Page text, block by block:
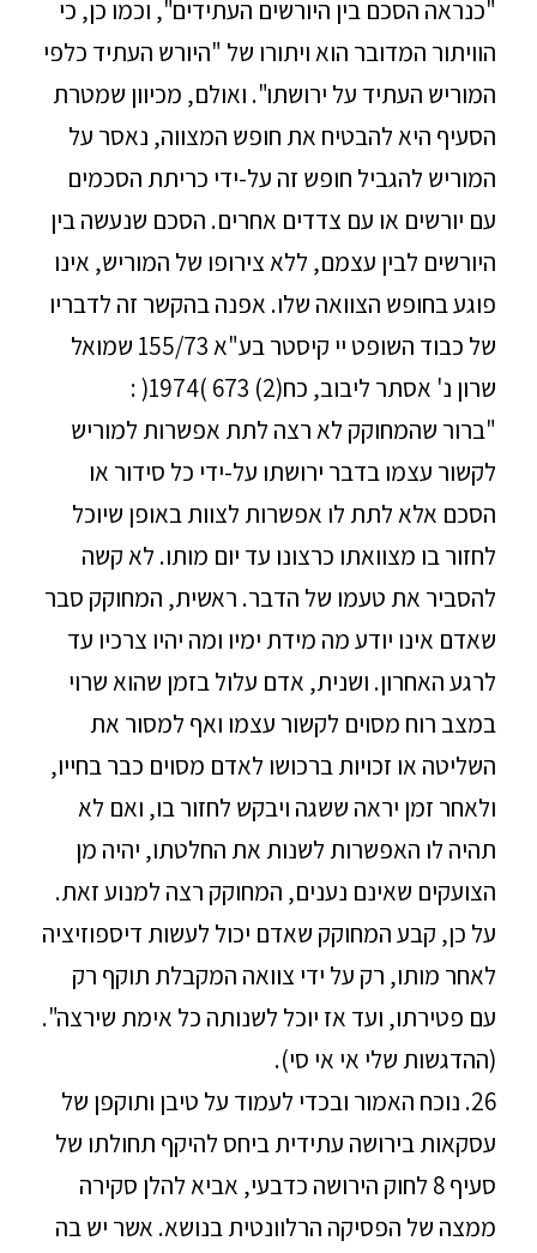
"כנראה הסכם בין היורשים העתידים", וכמו כן, כי
הוויתור המדובר הוא ויתורו של "היורש העתיד כלפי
המוריש העתיד על ירושתו". ואולם, מכיוון שמטרת
הסעיף היא להבטיח את חופש המצווה, נאסר על
המוריש להגביל חופש זה על-ידי כריתת הסכמים
עם יורשים או עם צדדים אחרים. הסכם שנעשה בין
היורשים לבין עצמם, ללא צירופו של המוריש, אינו
פוגע בחופש הצוואה שלו. אפנה בהקשר זה לדבריו
של כבוד השופט יי קיסטר בע"א 155/73 שמואל
שרון נ' אסתר ליבוב, כח(2) 673 )1974( :
"ברור שהמחוקק לא רצה לתת אפשרות למוריש
לקשור עצמו בדבר ירושתו על-ידי כל סידור או
הסכם אלא לתת לו אפשרות לצוות באופן שיוכל
לחזור בו מצוואתו כרצונו עד יום מותו. לא קשה
להסביר את טעמו של הדבר. ראשית, המחוקק סבר
שאדם אינו יודע מה מידת ימיו ומה יהיו צרכיו עד
לרגע האחרון. ושנית, אדם עלול בזמן שהוא שרוי
במצב רוח מסוים לקשור עצמו ואף למסור את
השליטה או זכויות ברכושו לאדם מסוים כבר בחייו,
ולאחר זמן יראה ששגה ויבקש לחזור בו, ואם לא
תהיה לו האפשרות לשנות את החלטתו, יהיה מן
הצועקים שאינם נענים, המחוקק רצה למנוע זאת.
על כן, קבע המחוקק שאדם יכול לעשות דיספוזיציה
לאחר מותו, רק על ידי צוואה המקבלת תוקף רק
עם פטירתו, ועד אז יוכל לשנותה כל אימת שירצה".
(ההדגשות שלי אי אי סי).
26. נוכח האמור ובכדי לעמוד על טיבן ותוקפן של
עסקאות בירושה עתידית ביחס להיקף תחולתו של
סעיף 8 לחוק הירושה כדבעי, אביא להלן סקירה
ממצה של הפסיקה הרלוונטית בנושא. אשר יש בה